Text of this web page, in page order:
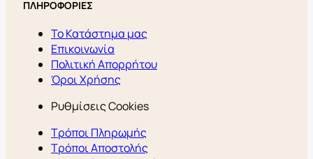
ΠΛΗΡΟΦΟΡΙΕΣ
Το Κατάστημα μας
Επικοινωνία
Πολιτική Απορρήτου
Όροι Χρήσης
Ρυθμίσεις Cookies
Τρόποι Πληρωμής
Τρόποι Αποστολής